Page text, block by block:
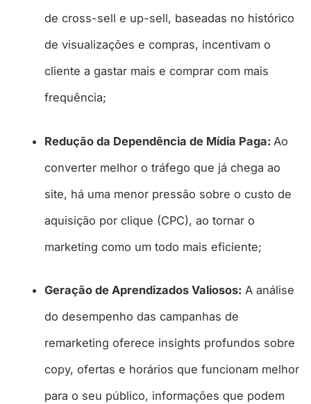
de cross-sell e up-sell, baseadas no histórico
de visualizações e compras, incentivam o
cliente a gastar mais e comprar com mais
frequência;
Redução da Dependência de Mídia Paga: Ao
converter melhor o tráfego que já chega ao
site, há uma menor pressão sobre o custo de
aquisição por clique (CPC), ao tornar o
marketing como um todo mais eficiente;
Geração de Aprendizados Valiosos: A análise
do desempenho das campanhas de
remarketing oferece insights profundos sobre
copy, ofertas e horários que funcionam melhor
para o seu público, informações que podem